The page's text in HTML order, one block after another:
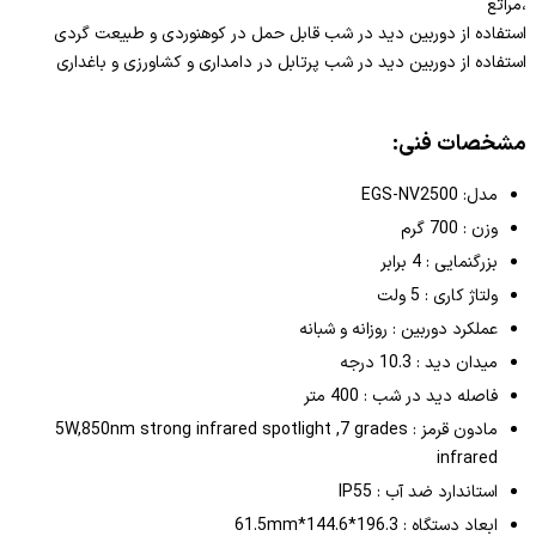
،مراتع
استفاده از دوربین دید در شب قابل حمل در کوهنوردی و طبیعت گردی
استفاده از دوربین دید در شب پرتابل در دامداری و کشاورزی و باغداری
مشخصات فنی:
مدل: EGS-NV2500
وزن : 700 گرم
بزرگنمایی : 4 برابر
ولتاژ کاری : 5 ولت
عملکرد دوربین : روزانه و شبانه
میدان دید : 10.3 درجه
فاصله دید در شب : 400 متر
مادون قرمز : 5W,850nm strong infrared spotlight ,7 grades
infrared
استاندارد ضد آب : IP55
ابعاد دستگاه : 196.3*144.6*61.5mm